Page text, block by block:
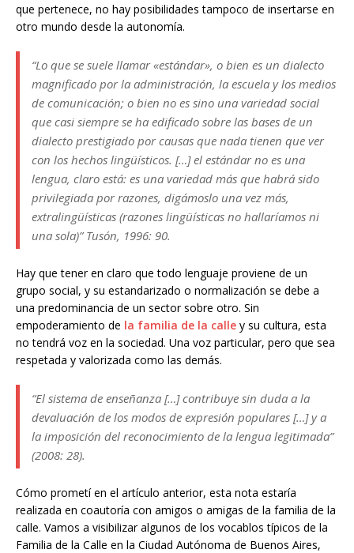
que pertenece, no hay posibilidades tampoco de insertarse en
otro mundo desde la autonomía.
“Lo que se suele llamar «estándar», o bien es un dialecto
magnificado por la administración, la escuela y los medios
de comunicación; o bien no es sino una variedad social
que casi siempre se ha edificado sobre las bases de un
dialecto prestigiado por causas que nada tienen que ver
con los hechos lingüísticos. […] el estándar no es una
lengua, claro está: es una variedad más que habrá sido
privilegiada por razones, digámoslo una vez más,
extralingüísticas (razones lingüísticas no hallaríamos ni
una sola)”Tusón, 1996: 90.
Hay que tener en claro que todo lenguaje proviene de un
grupo social, y su estandarizado o normalización se debe a
una predominancia de un sector sobre otro. Sin
empoderamiento de la familia de la calle y su cultura, esta
no tendrá voz en la sociedad. Una voz particular, pero que sea
respetada y valorizada como las demás.
“El sistema de enseñanza […] contribuye sin duda a la
devaluación de los modos de expresión populares […] y a
la imposición del reconocimiento de la lengua legitimada”
(2008: 28).
Cómo prometí en el artículo anterior, esta nota estaría
realizada en coautoría con amigos o amigas de la familia de la
calle. Vamos a visibilizar algunos de los vocablos típicos de la
Familia de la Calle en la Ciudad Autónoma de Buenos Aires,